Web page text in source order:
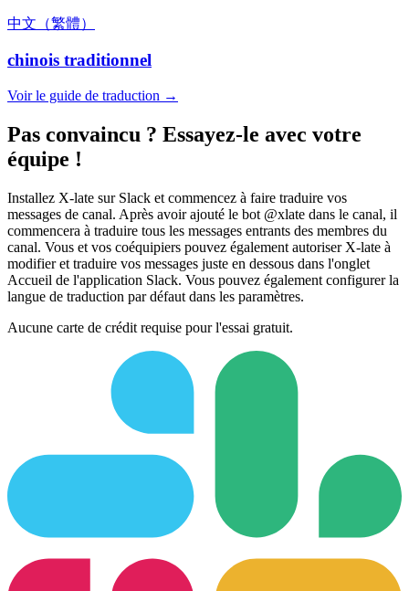
中文（繁體）
chinois traditionnel
Voir le guide de traduction →
Pas convaincu ? Essayez-le avec votre
équipe !
Installez X-late sur Slack et commencez à faire traduire vos
messages de canal. Après avoir ajouté le bot @xlate dans le canal, il
commencera à traduire tous les messages entrants des membres du
canal. Vous et vos coéquipiers pouvez également autoriser X-late à
modifier et traduire vos messages juste en dessous dans l'onglet
Accueil de l'application Slack. Vous pouvez également configurer la
langue de traduction par défaut dans les paramètres.
Aucune carte de crédit requise pour l'essai gratuit.